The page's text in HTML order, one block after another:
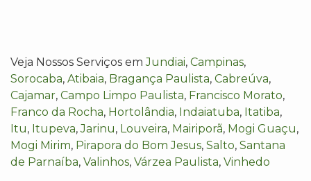
Veja Nossos Serviços emJundiai, Campinas,
Sorocaba, Atibaia, Bragança Paulista, Cabreúva,
Cajamar, Campo Limpo Paulista, Francisco Morato,
Franco da Rocha, Hortolândia, Indaiatuba, Itatiba,
Itu, Itupeva,Jarinu, Louveira, Mairiporã, Mogi Guaçu,
Mogi Mirim, Pirapora do Bom Jesus, Salto, Santana
de Parnaíba, Valinhos, Várzea Paulista, Vinhedo